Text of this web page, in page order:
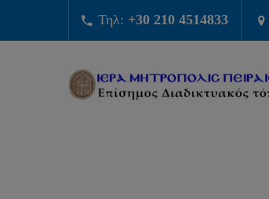
Τηλ: +30 210 4514833